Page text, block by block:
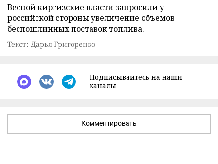
Весной киргизские власти запросилиу
российской стороны увеличение объемов
беспошлинных поставок топлива.
Текст: Дарья Григоренко
Подписывайтесь на наши
каналы
Комментировать